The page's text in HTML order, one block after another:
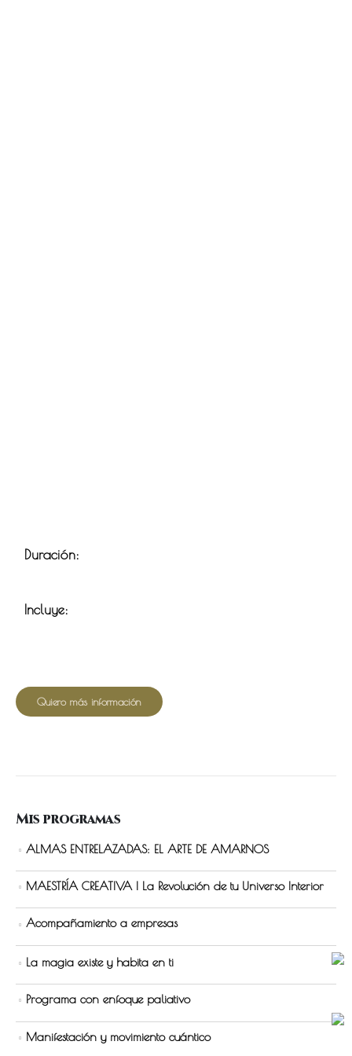
Duración:
Incluye:
Quiero más información
Mis programas
ALMAS ENTRELAZADAS: EL ARTE DE AMARNOS
MAESTRÍA CREATIVA | La Revolución de tu Universo Interior
Acompañamiento a empresas
La magia existe y habita en ti
Programa con enfoque paliativo
Manifestación y movimiento cuántico